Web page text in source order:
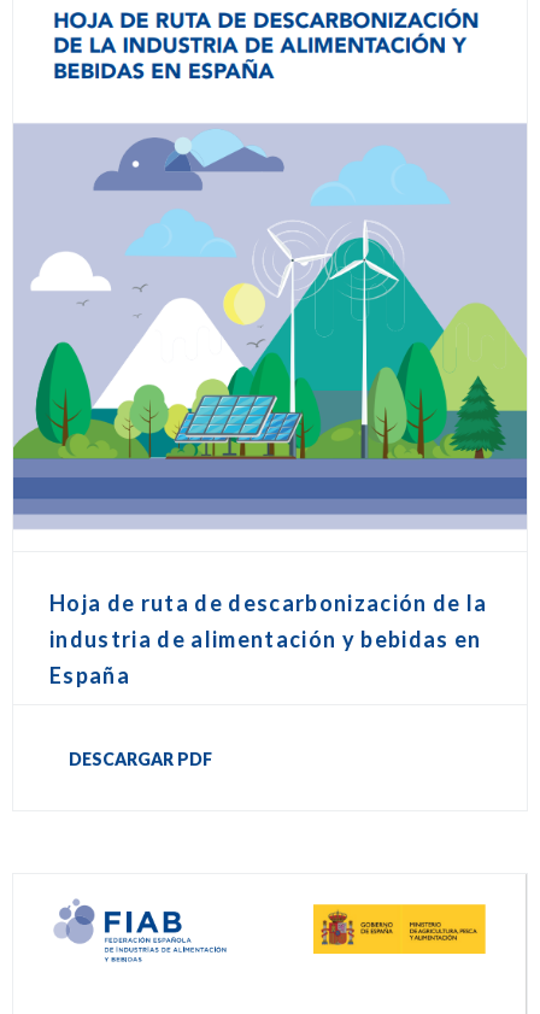
Hoja de ruta de descarbonización de la
industria de alimentación y bebidas en
España
DESCARGAR PDF